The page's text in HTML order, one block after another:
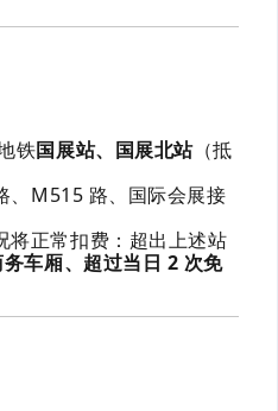
铁国展站、国展北站（抵
、M515 路、国际会展接
正常扣费： 超出上述站
务车厢、超过当日 2 次免